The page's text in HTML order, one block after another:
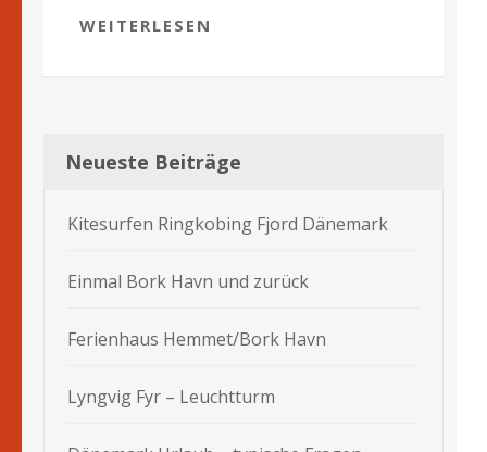
WEITERLESEN
Neueste Beiträge
Kitesurfen Ringkobing Fjord Dänemark
Einmal Bork Havn und zurück
Ferienhaus Hemmet/Bork Havn
Lyngvig Fyr – Leuchtturm